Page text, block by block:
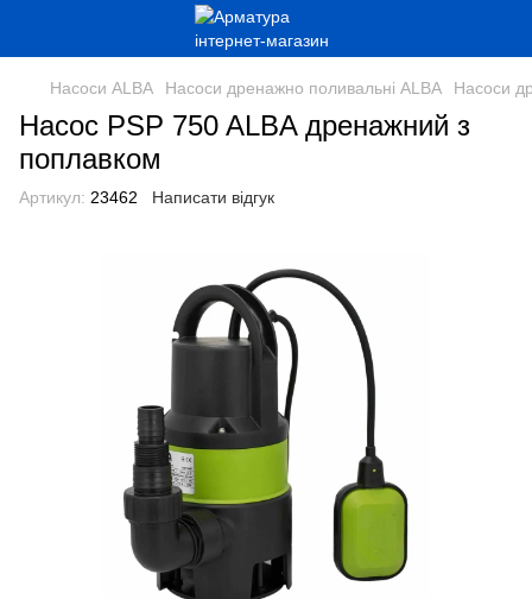
Насоси ALBA Насоси дренажно поливальні ALBA Насоси
Насос PSP 750 ALBA дренажний з
поплавком
Артикул: 23462 Написати відгук